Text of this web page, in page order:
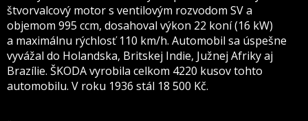
štvorvalcový motor s ventilovým rozvodom SV a
objemom 995 ccm, dosahoval výkon 22 koní (16 kW)
a maximálnu rýchlosť 110 km/h. Automobil sa úspešne
vyvážal do Holandska, Britskej Indie, Južnej Afriky aj
Brazílie. ŠKODA vyrobila celkom 4220 kusov tohto
automobilu. V roku 1936 stál 18 500 Kč.